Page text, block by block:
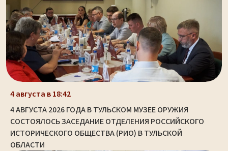
4 августа в 18:42
4 АВГУСТА 2026 ГОДА В ТУЛЬСКОМ МУЗЕЕ ОРУЖИЯ
СОСТОЯЛОСЬ ЗАСЕДАНИЕ ОТДЕЛЕНИЯ РОССИЙСКОГО
ИСТОРИЧЕСКОГО ОБЩЕСТВА (РИО) В ТУЛЬСКОЙ
ОБЛАСТИ